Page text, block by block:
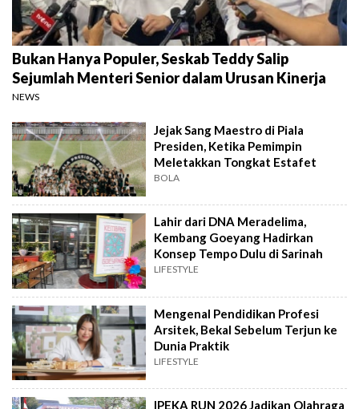
Bukan Hanya Populer, Seskab Teddy Salip
Sejumlah Menteri Senior dalam Urusan Kinerja
NEWS
Jejak Sang Maestro di Piala
Presiden, Ketika Pemimpin
Meletakkan Tongkat Estafet
BOLA
Lahir dari DNA Meradelima,
Kembang Goeyang Hadirkan
Konsep Tempo Dulu di Sarinah
LIFESTYLE
Mengenal Pendidikan Profesi
Arsitek, Bekal Sebelum Terjun ke
Dunia Praktik
LIFESTYLE
IPEKA RUN 2026 Jadikan Olahraga